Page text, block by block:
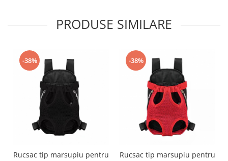
PRODUSE SIMILARE
-38%
Rucsac tip marsupiu pentru
-38%
Rucsac tip marsupiu pentru